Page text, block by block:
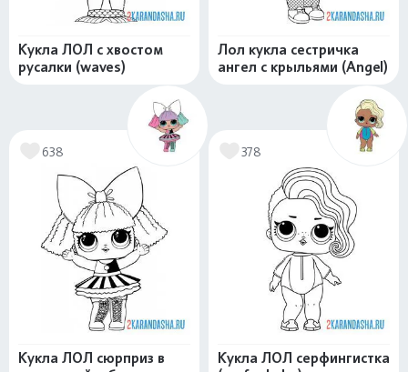
Кукла ЛОЛ с хвостом
русалки (waves)
Лол кукла сестричка
ангел с крыльями (Angel)
638
Кукла ЛОЛ сюрприз в
378
Кукла ЛОЛ серфингистка